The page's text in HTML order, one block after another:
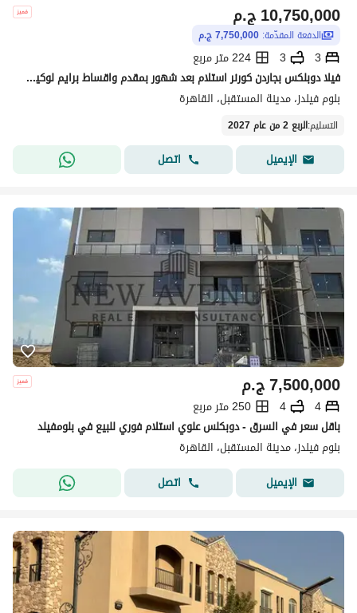
ج.م10,750,000
الدفعة المقدّمة: 7,750,000 ج.م
3
3
224 متر مربع
فيلا دوبلكس بجاردن كورنر استلام بعد شهور بمقدم واقساط برايم لوكيشين فيو مفتوح للبيع في كمبوند بلوم فيلدز مستقبل سيتي القاهرة الجديدة بالقرب من سراي
بلوم فيلدز، مدينة المستقبل، القاهرة
التسليم:الربع 2 من عام 2027
الإيميل اتصل
ج.م7,500,000
4
4
250 متر مربع
باقل سعر في السرق - دوبكلس علوي استلام فوري للبيع في بلومفيلد
بلوم فيلدز، مدينة المستقبل، القاهرة
الإيميل
اتصل